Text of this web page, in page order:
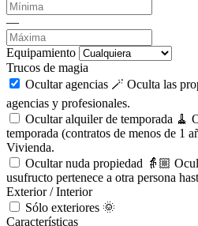
—
Equipamiento
Trucos de magia
Ocultar agencias 🪄 Oculta las
agencias y profesionales.
Ocultar alquiler de temporada 🧹
temporada (contratos de menos de 1
Vivienda.
Ocultar nuda propiedad 👵🏼
usufructo pertenece a otra persona
Exterior / Interior
Sólo exteriores 🌞
Características